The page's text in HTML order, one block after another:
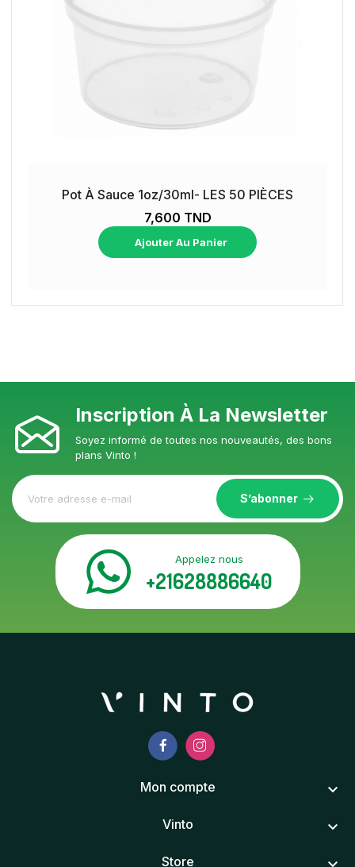
Pot À Sauce 1oz/30ml- LES 50 PIÈCES
7,600 TND
Ajouter Au Panier
Inscription À La Newsletter
Soyez informé de toutes nos nouveautés, des bons
plans Vinto !
S’abonner
Appelez nous
+21628886640
Mon compte keyboard_arrow_down
Vinto keyboard_arrow_down
Store